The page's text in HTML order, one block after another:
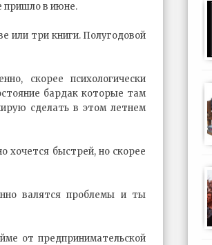
пришло в июне.
или три книги. Полугодовой
скорее психологически
бардак которые там
сделать в этом летнем
хочется быстрей, но скорее
валятся проблемы и ты
от предпринимательской